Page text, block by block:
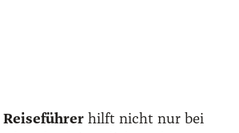
hilft nicht nur bei